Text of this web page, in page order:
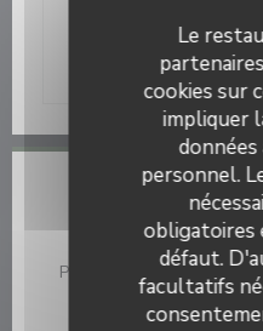
Le
cookies sur
impliquer
données
personnel.
obligatoires
défaut.
facultatifs
03 27
Infos
Planches apéritives,
Type